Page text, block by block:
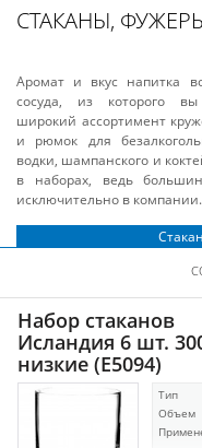
СТАКАНЫ,
Аромат и вкус напитка
сосуда, из которого
широкий ассортимент
и рюмок для
водки, шампанского и
в наборах, ведь
исключительно в компании.
Набор стаканов
Исландия 6 шт.
низкие (E5094)
Тип
Объем